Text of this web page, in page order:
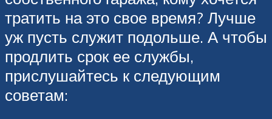
тратить на это свое время? Лучше
уж пусть служит подольше. А чтобы
продлить срок ее службы,
прислушайтесь к следующим
советам: